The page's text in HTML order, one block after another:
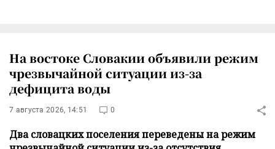
На востоке Словакии объявили режим
чрезвычайной ситуации из-за
дефицита воды
7 августа 2026, 14:51 0
Два словацких поселения переведены на режим